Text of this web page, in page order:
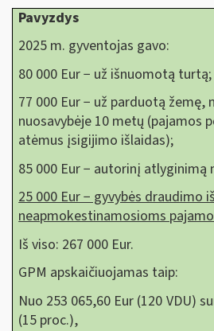
Pavyzdys
2025 m. gyventojas gavo:
80 000 Eur − už išnuomotą turtą;
77 000 Eur − už parduotą žemę,
nuosavybėje 10 metų (pajamos
atėmus įsigijimo išlaidas);
85 000 Eur − autorinį atlyginimą
25 000 Eur − gyvybės draudimo
neapmokestinamosioms
Iš viso: 267 000 Eur.
GPM apskaičiuojamas taip:
Nuo 253 065,60 Eur (120 VDU)
(15 proc.),